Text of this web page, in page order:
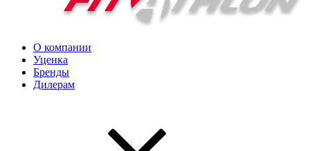
О компании
Уценка
Бренды
Дилерам